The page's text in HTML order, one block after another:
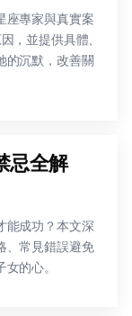
座專家與真實案
，並提供具體、
的沉默，改善關
忌全解
能成功？本文深
、常見錯誤避免
的心。